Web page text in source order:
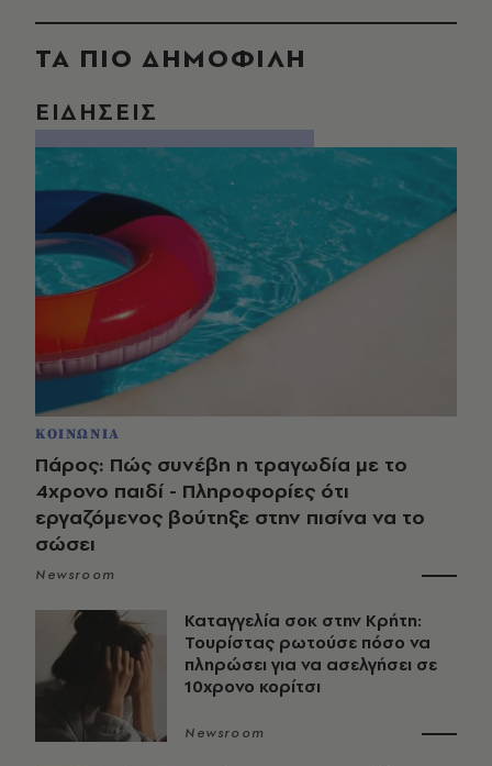
ΤΑ ΠΙΟ ΔΗΜΟΦΙΛΗ
ΕΙΔΗΣΕΙΣ
ΚΟΙΝΩΝΙΑ
Πάρος: Πώς συνέβη η τραγωδία με το
4χρονο παιδί - Πληροφορίες ότι
εργαζόμενος βούτηξε στην πισίνα να το
σώσει
Newsroom
Καταγγελία σοκ στην Κρήτη:
Τουρίστας ρωτούσε πόσο να
πληρώσει για να ασελγήσει σε
10χρονο κορίτσι
Newsroom